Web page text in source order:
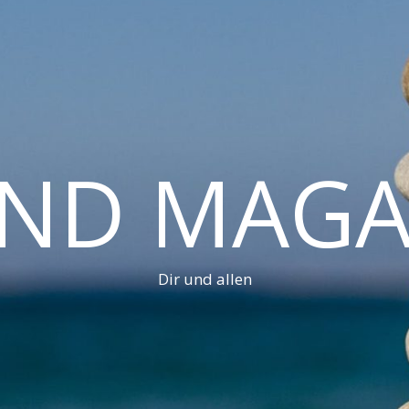
Dir und allen